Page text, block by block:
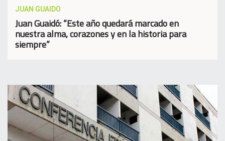
JUAN GUAIDO
Juan Guaidó: “Este año quedará marcado en
nuestra alma, corazones y en la historia para
siempre”